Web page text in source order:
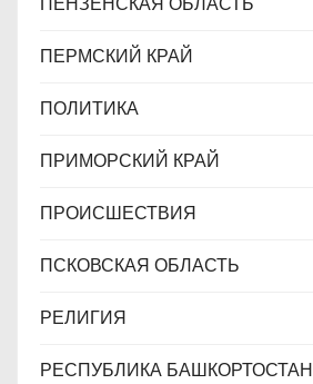
ПЕРМСКИЙ КРАЙ
ПОЛИТИКА
ПРИМОРСКИЙ КРАЙ
ПРОИСШЕСТВИЯ
ПСКОВСКАЯ ОБЛАСТЬ
РЕЛИГИЯ
РЕСПУБЛИКА БАШКОРТОСТАН